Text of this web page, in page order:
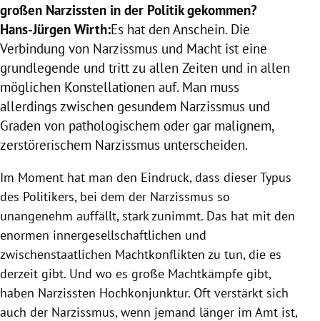
großen Narzissten in der Politik gekommen?
Hans-Jürgen Wirth:Es hat den Anschein. Die
Verbindung von Narzissmus und Macht ist eine
grundlegende und tritt zu allen Zeiten und in allen
möglichen Konstellationen auf. Man muss
allerdings zwischen gesundem Narzissmus und
Graden von pathologischem oder gar malignem,
zerstörerischem Narzissmus unterscheiden.
Im Moment hat man den Eindruck, dass dieser Typus
des Politikers, bei dem der Narzissmus so
unangenehm auffällt, stark zunimmt. Das hat mit den
enormen innergesellschaftlichen und
zwischenstaatlichen Machtkonflikten zu tun, die es
derzeit gibt. Und wo es große Machtkämpfe gibt,
haben Narzissten Hochkonjunktur. Oft verstärkt sich
auch der Narzissmus, wenn jemand länger im Amt ist,